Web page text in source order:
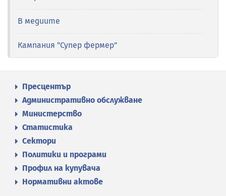
В медиите
Кампания "Супер фермер"
Пресцентър
Административно обслужване
Министерство
Статистика
Сектори
Политики и програми
Профил на купувача
Нормативни актове